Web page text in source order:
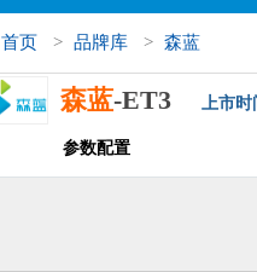
首页 > 品牌库 > 森蓝
森蓝-ET3 上市时
参数配置